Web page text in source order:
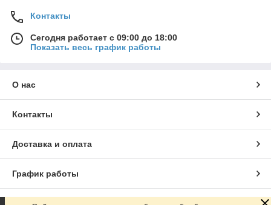
Контакты
Сегодня работает с 09:00 до 18:00
Показать весь график работы
О нас
Контакты
Доставка и оплата
График работы